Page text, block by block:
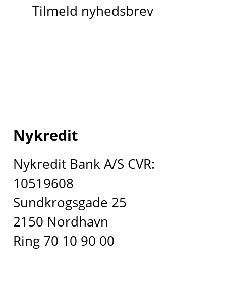
Tilmeld nyhedsbrev
Nykredit
Nykredit Bank A/S CVR:
10519608
Sundkrogsgade 25
2150 Nordhavn
Ring 70 10 90 00